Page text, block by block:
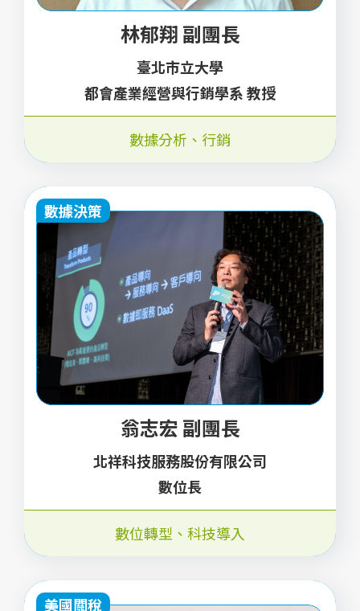
林郁翔 副團長
臺北市立大學
都會產業經營與行銷學系 教授
數據分析 、 行銷
數據決策
翁志宏 副團長
北祥科技服務股份有限公司
數位長
數位轉型 、 科技導入
美國關稅